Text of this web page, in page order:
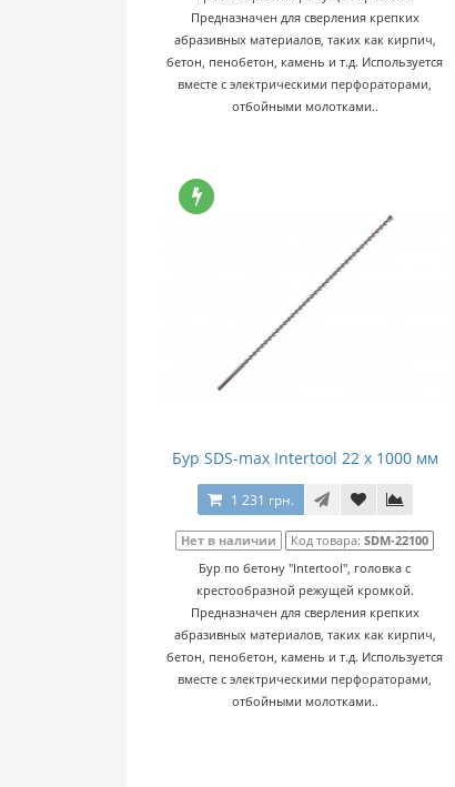
Предназначен для сверления крепких
абразивных материалов, таких как кирпич,
бетон, пенобетон, камень и т.д. Используется
вместе с электрическими перфораторами,
отбойными молотками..
Бур SDS-max Intertool 22 х 1000 мм
1 231 грн.
Нет в наличии Код товара:SDM-22100
Бур по бетону "Intertool", головка с
крестообразной режущей кромкой.
Предназначен для сверления крепких
абразивных материалов, таких как кирпич,
бетон, пенобетон, камень и т.д. Используется
вместе с электрическими перфораторами,
отбойными молотками..